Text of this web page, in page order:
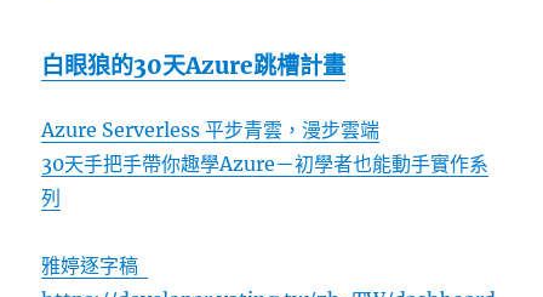
白眼狼的30天Azure跳槽計畫
Azure Serverless 平步青雲，漫步雲端
30天手把手帶你趣學Azure－初學者也能動手實作系
列
雅婷逐字稿